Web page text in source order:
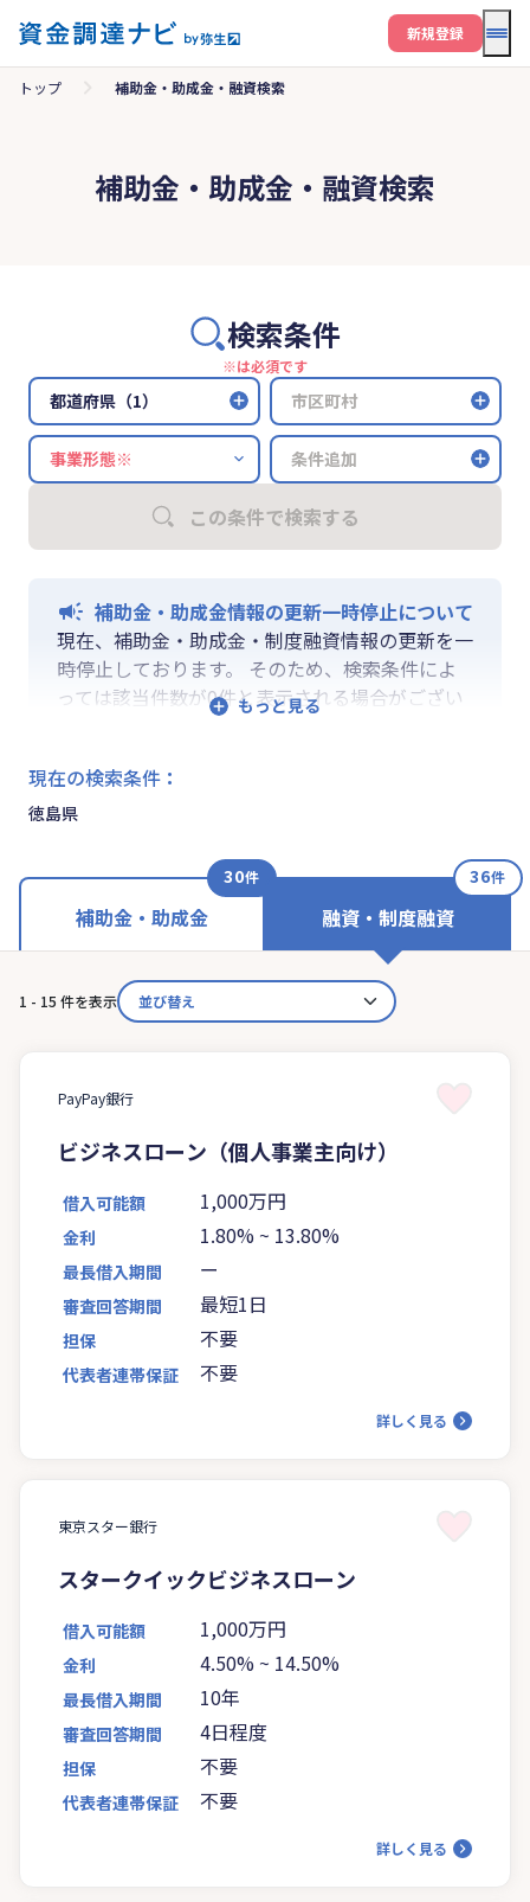
メ
新規登録
トップ 補助金・助成金・融資検索
補助金・助成金・融資検索
検索条件
※は必須です
都道府県（1） 市区町村
条件追加
この条件で検索する
補助金・助成金情報の更新一時停止について
現在、補助金・助成金・制度融資情報の更新を一
時停止しております。 そのため、検索条件によ
っては該当件数が0件と表示される場合がござい
ます。 ご迷惑をおかけしますが、更新再開まで
なお、融資情報、ならびに「学ぶ」「作る」「相
談する」の各機能は通常通りご利用いただけま
現在の検索条件 ：
徳島県
補助金・助成金
30件
融資・制度融資
36件
1 - 15 件を表示
PayPay銀行
ビジネスローン（個人事業主向け）
借入可能額 1,000万円
金利 1.80% ~ 13.80%
最長借入期間 ー
審査回答期間 最短1日
担保 不要
代表者連帯保証 不要
詳しく見る
東京スター銀行
スタークイックビジネスローン
借入可能額 1,000万円
金利 4.50% ~ 14.50%
最長借入期間 10年
審査回答期間 4日程度
担保 不要
代表者連帯保証 不要
詳しく見る